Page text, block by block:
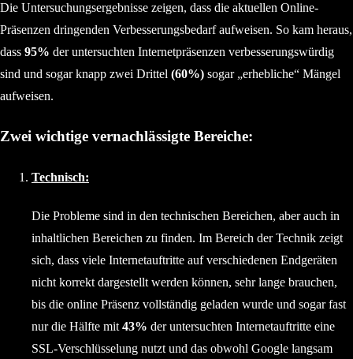
Die Untersuchungsergebnisse zeigen, dass die aktuellen Online-
Präsenzen dringenden Verbesserungsbedarf aufweisen. So kam heraus,
dass 95% der untersuchten Internetpräsenzen verbesserungswürdig
sind und sogar knapp zwei Drittel (60%)sogar „erhebliche“ Mängel
aufweisen.
Zwei wichtige vernachlässigte Bereiche:
Technisch:
Die Probleme sind in den technischen Bereichen, aber auch in
inhaltlichen Bereichen zu finden. Im Bereich der Technik zeigt
sich, dass viele Internetauftritte auf verschiedenen Endgeräten
nicht korrekt dargestellt werden können, sehr lange brauchen,
bis die online Präsenz vollständig geladen wurde und sogar fast
nur die Hälfte mit 43% der untersuchten Internetauftritte eine
SSL-Verschlüsselung nutzt und das obwohl Google langsam